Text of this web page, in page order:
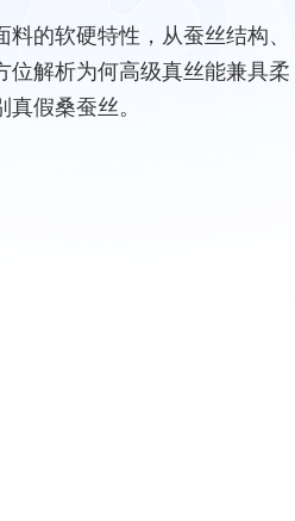
的软硬特性，从蚕丝结构、
位解析为何高级真丝能兼具柔
假桑蚕丝。